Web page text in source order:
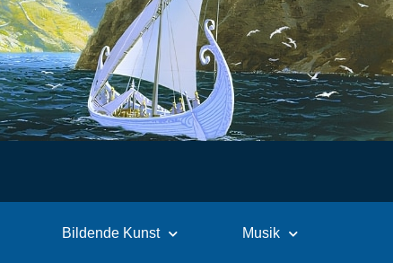
Bildende Kunst Musik